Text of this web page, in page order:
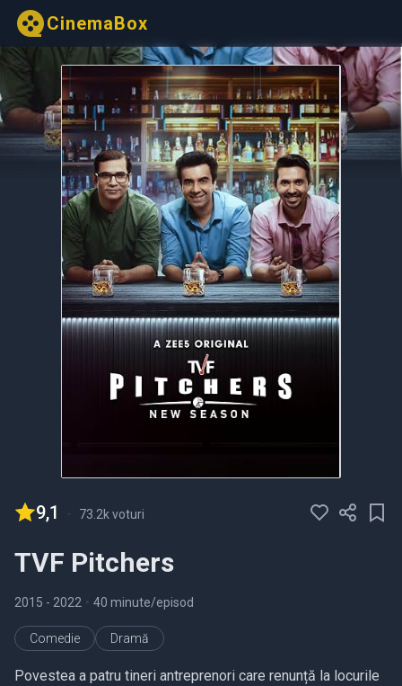
CinemaBox
9,1 - 73.2k voturi
TVF Pitchers
2015 - 2022 • 40 minute/episod
Comedie Dramă
Povestea a patru tineri antreprenori care renunță la locurile